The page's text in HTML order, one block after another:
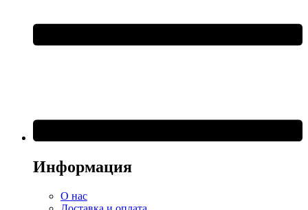
Информация
О нас